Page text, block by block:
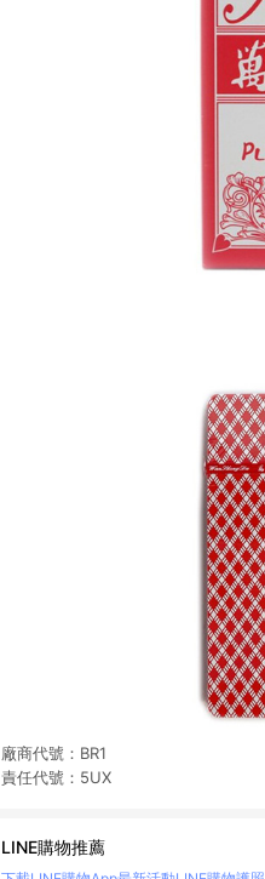
廠商代號：BR1
責任代號：5UX
LINE購物推薦